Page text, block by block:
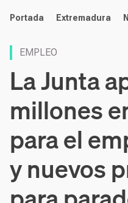
noticias
Portada Extremadura
EMPLEO
La Junta
millones
para el
y nuevos